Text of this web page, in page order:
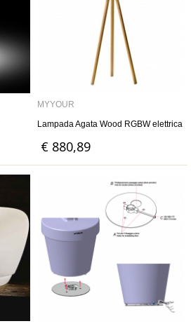
MYYOUR
Lampada Agata Wood RGBW elettrica
€ 880,89